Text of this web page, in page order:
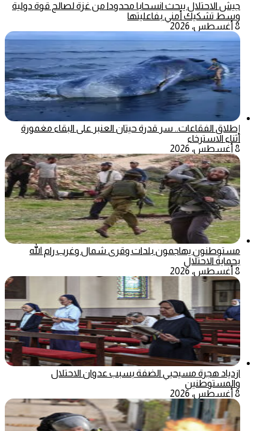
جيش الاحتلال يبحث انسحابا محدودا من غزة لصالح قوة دولية
وسط تشكيك أمني بفاعليتها
8 أغسطس، 2026
إطلاق الفقاعات.. سر قدرة حيتان العنبر على البقاء مغمورة
أثناء الاسترخاء
8 أغسطس، 2026
مستوطنون يهاجمون بلدات وقرى شمال وغرب رام الله
بحماية الاحتلال
8 أغسطس، 2026
ازدياد هجرة مسيحيي الضفة بسبب عدوان الاحتلال
والمستوطنين
8 أغسطس، 2026